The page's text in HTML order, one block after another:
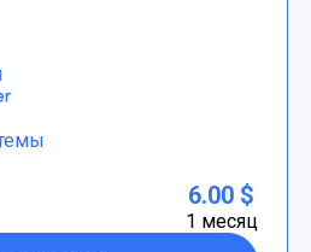
6.00 $
1 месяц